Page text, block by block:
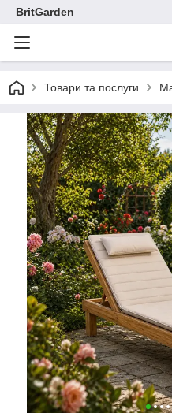
BritGarden
Товари та послуги